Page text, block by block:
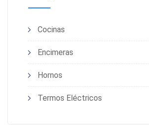
Cocinas
Encimeras
Hornos
Termos Eléctricos